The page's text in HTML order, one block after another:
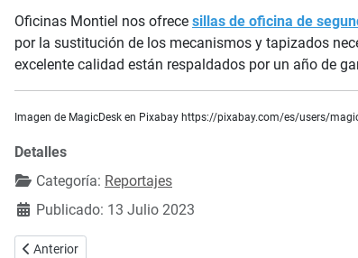
Oficinas Montiel nos ofrece sillas de oficina de
por la sustitución de los mecanismos y tapizados
excelente calidad están respaldados por un año de
Imagen de MagicDesk en Pixabay https://pixabay.com/es/users/
Detalles
Categoría: Reportajes
Publicado: 13 Julio 2023
Artículo anterior: Explorando Mallorca con tu propio coche
Anterior